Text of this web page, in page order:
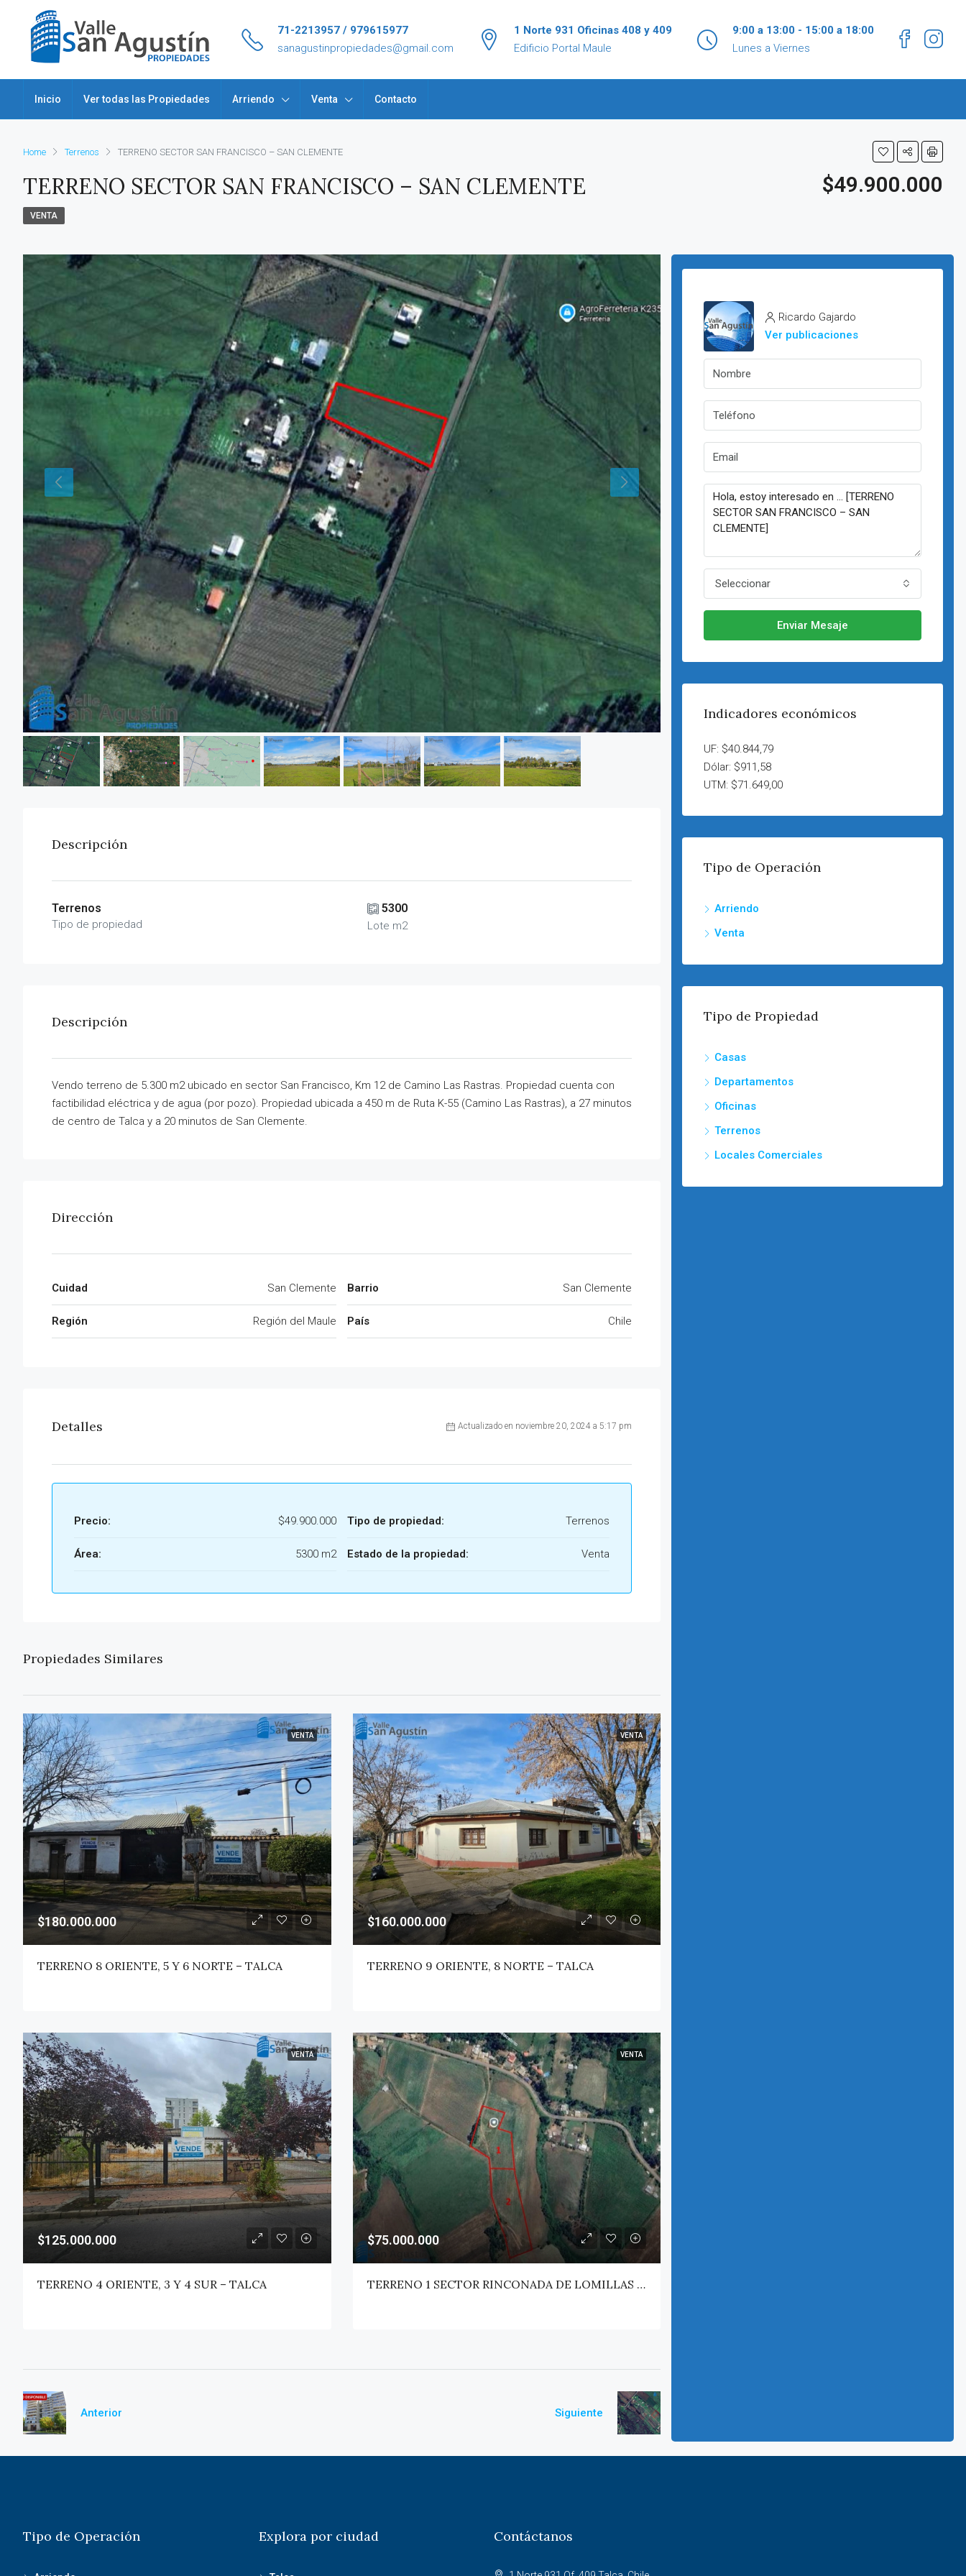
71-2213957 / 979615977
sanagustinpropiedades@gmail.com
1 Norte 931 Oficinas 408 y 409
Edificio Portal Maule
9:00 a 13:00 - 15:00 a 18:00
Lunes a Viernes
Inicio Ver todas las Propiedades Arriendo Venta Contacto
Home Terrenos TERRENO SECTOR SAN FRANCISCO – SAN CLEMENTE
TERRENO SECTOR SAN FRANCISCO – SAN CLEMENTE $49.900.000
VENTA
Descripción
Terrenos
Tipo de propiedad
5300
Lote m2
Descripción
Vendo terreno de 5.300 m2 ubicado en sector San Francisco, Km 12 de Camino Las Rastras. Propiedad cuenta con
factibilidad eléctrica y de agua (por pozo). Propiedad ubicada a 450 m de Ruta K-55 (Camino Las Rastras), a 27 minutos
de centro de Talca y a 20 minutos de San Clemente.
Dirección
Cuidad San Clemente
Región Región del Maule
Barrio San Clemente
País Chile
Detalles Actualizado en noviembre 20, 2024 a 5:17 pm
Precio: $49.900.000
Área: 5300 m2
Tipo de propiedad: Terrenos
Estado de la propiedad: Venta
Propiedades Similares
VENTA
$180.000.000
TERRENO 8 ORIENTE, 5 Y 6 NORTE – TALCA
VENTA
$160.000.000
TERRENO 9 ORIENTE, 8 NORTE – TALCA
VENTA
$125.000.000
TERRENO 4 ORIENTE, 3 Y 4 SUR – TALCA
VENTA
$75.000.000
TERRENO 1 SECTOR RINCONADA DE LOMILLAS – SAN CLEMENTE
Anterior Siguiente
Ricardo Gajardo
Ver publicaciones
Seleccionar
Enviar Mesaje
Indicadores económicos
UF: $40.844,79
Dólar: $911,58
UTM: $71.649,00
Tipo de Operación
Arriendo
Venta
Tipo de Propiedad
Casas
Departamentos
Oficinas
Terrenos
Locales Comerciales
Tipo de Operación Explora por ciudad Contáctanos